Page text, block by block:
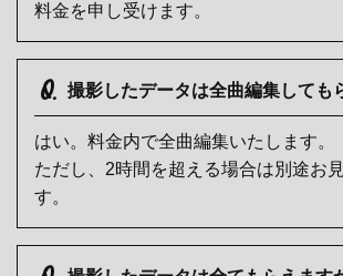
料金を申し受けます。
Q. 撮影したデータは全曲編集しても
はい。料金内で全曲編集いたします。
ただし、2時間を超える場合は別途お
す。